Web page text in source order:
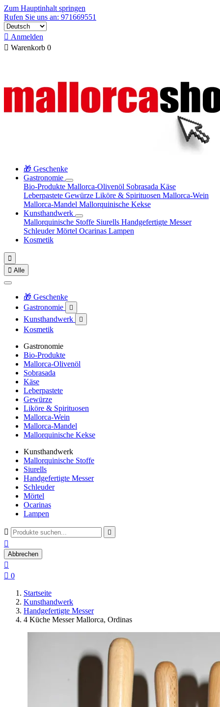
Zum Hauptinhalt springen
Rufen Sie uns an: 971669551
 Anmelden
 Warenkorb 0
🎁 Geschenke
Gastronomie
Bio-Produkte Mallorca-Olivenöl Sobrasada Käse
Leberpastete Gewürze Liköre & Spirituosen Mallorca-Wein
Mallorca-Mandel Mallorquinische Kekse
Kunsthandwerk
Mallorquinische Stoffe Siurells Handgefertigte Messer
SchleuderMörtel Ocarinas Lampen
Kosmetik

 Alle
🎁 Geschenke
Gastronomie

Kunsthandwerk 
Kosmetik
Gastronomie
Bio-Produkte
Mallorca-Olivenöl
Sobrasada
Käse
Leberpastete
Gewürze
Liköre & Spirituosen
Mallorca-Wein
Mallorca-Mandel
Mallorquinische Kekse
Kunsthandwerk
Mallorquinische Stoffe
Siurells
Handgefertigte Messer
Schleuder
Mörtel
Ocarinas
Lampen
 

Abbrechen

 0
Startseite
Kunsthandwerk
Handgefertigte Messer
4 Küche Messer Mallorca, Ordinas